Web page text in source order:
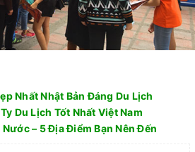
Nhất Nhật Bản Đáng Du Lịch
Du Lịch Tốt Nhất Việt Nam
– 5 Địa Điểm Bạn Nên Đến